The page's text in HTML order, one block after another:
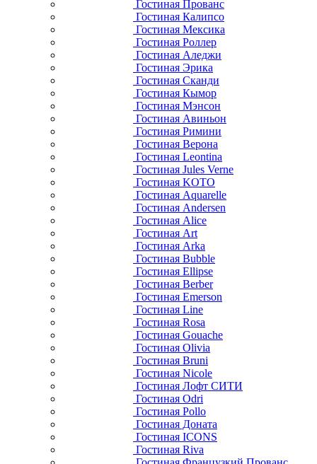
Гостиная Прованс
Гостиная Калипсо
Гостиная Мексика
Гостиная Роллер
Гостиная Аледжи
Гостиная Эрика
Гостиная Сканди
Гостиная Кымор
Гостиная Мэнсон
Гостиная Авиньон
Гостиная Римини
Гостиная Верона
Гостиная Leontina
Гостиная Jules Verne
Гостиная KOTO
Гостиная Aquarelle
Гостиная Andersen
Гостиная Alice
Гостиная Art
Гостиная Arka
Гостиная Bubble
Гостиная Ellipse
Гостиная Berber
Гостиная Emerson
Гостиная Line
Гостиная Rosa
Гостиная Gouache
Гостиная Olivia
Гостиная Bruni
Гостиная Nicole
Гостиная Лофт СИТИ
Гостиная Odri
Гостиная Pollo
Гостиная Доната
Гостиная ICONS
Гостиная Riva